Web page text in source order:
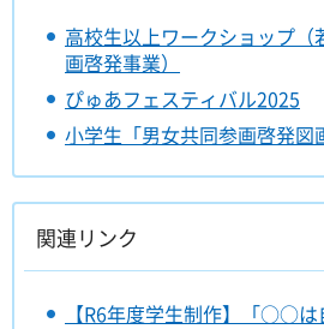
高校生以上ワークショップ（
画啓発事業）
ぴゅあフェスティバル2025
小学生「男女共同参画啓発図
関連リンク
【R6年度学生制作】「○○は